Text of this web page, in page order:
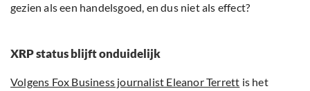
gezien als een handelsgoed, en dus niet als effect?
XRP status blijft onduidelijk
Volgens Fox Business journalist Eleanor Terrett is het